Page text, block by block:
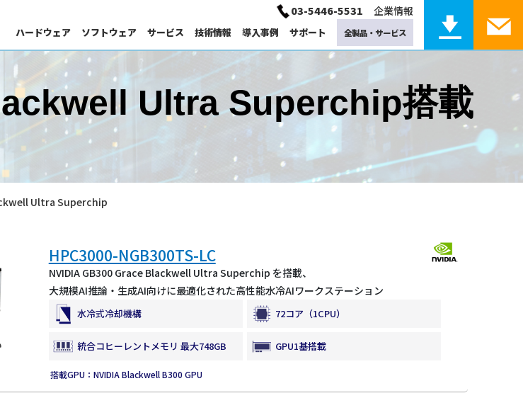
03-5446-5531 企業情報
ハードウェア
GPU
GPU 搭載製品
ソフトウェア
分子動力学 固体物理
計・数値解析 Linux
ョブ管理 システム監視
サービス
DL向けSIサービス 運用保守サービス
ログラム高速化 計算化学サービス
技術情報 導入事例 サポート
・Deep Learning・AI サポート 産業用コンピューティング サポート
全製品・サービス
イエンスクラウド 計算化学
技術情報 サポート
リューション検索
Ultra Superchip搭載
Ultra Superchip
HPC3000-NGB300TS-LC
NVIDIA GB300 Grace Blackwell Ultra Superchip を搭載、
大規模AI推論・生成AI向けに最適化された高性能水冷AIワークステーション
水冷式冷却機構 72コア（1CPU）
統合コヒーレントメモリ 最大748GB GPU1基搭載
搭載GPU：NVIDIA Blackwell B300 GPU